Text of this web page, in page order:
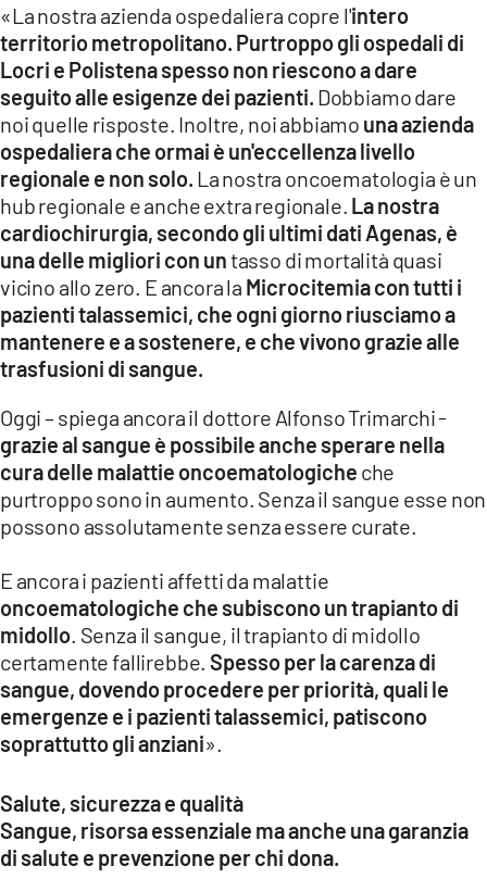
«La nostra azienda ospedaliera copre l'intero
territorio metropolitano. Purtroppo gli ospedali di
Locri e Polistena spesso non riescono a dare
seguito alle esigenze dei pazienti. Dobbiamo dare
noi quelle risposte. Inoltre, noi abbiamo una azienda
ospedaliera che ormai è un'eccellenza livello
regionale e non solo. La nostra oncoematologia è un
hub regionale e anche extra regionale. La nostra
cardiochirurgia, secondo gli ultimi dati Agenas, è
una delle migliori con untasso di mortalità quasi
vicino allo zero. E ancora la Microcitemia con tutti i
pazienti talassemici, che ogni giorno riusciamo a
mantenere e a sostenere, e che vivono grazie alle
trasfusioni di sangue.
Oggi – spiega ancora il dottore Alfonso Trimarchi -
grazie al sangue è possibile anche sperare nella
cura delle malattie oncoematologiche che
purtroppo sono in aumento. Senza il sangue esse non
possono assolutamente senza essere curate.
E ancora i pazienti affetti da malattie
oncoematologiche che subiscono un trapianto di
midollo . Senza il sangue, il trapianto di midollo
certamente fallirebbe.Spesso per la carenza di
sangue, dovendo procedere per priorità, quali le
emergenze e i pazienti talassemici, patiscono
soprattutto gli anziani».
Salute, sicurezza e qualità
Sangue, risorsa essenziale ma anche una garanzia
di salute e prevenzione per chi dona.